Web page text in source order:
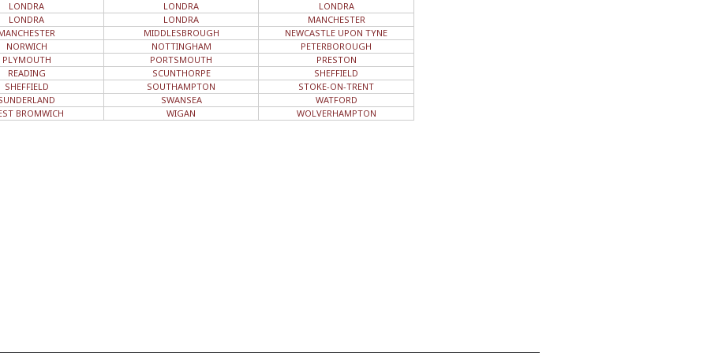
LONDRA LONDRA
LONDRA
LONDRA
LONDRA
MANCHESTER
MIDDLESBROUGH
NEWCASTLE UPON TYNE
NORWICH
NOTTINGHAM
PETERBOROUGH
PLYMOUTH
PORTSMOUTH
PRESTON
READING
SCUNTHORPE
SHEFFIELD
SHEFFIELD
SOUTHAMPTON
STOKE-ON-TRENT
SWANSEA
WATFORD
BROMWICH
WIGAN WOLVERHAMPTON